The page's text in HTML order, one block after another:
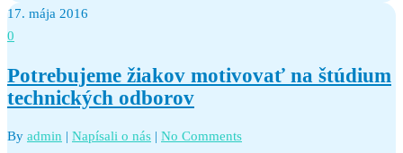
17. mája 2016
0
Potrebujeme žiakov motivovať na štúdium
technických odborov
By admin | Napísali o nás | No Comments